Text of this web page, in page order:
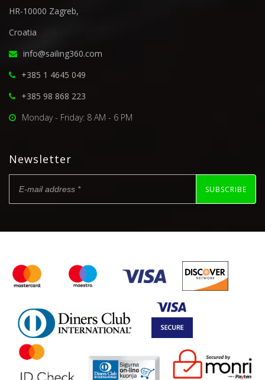
HR-10000 Zagreb,
Croatia
info@sailing360.com
+385 1 4645 049
+385 98 868 223
Monday - Friday: 8 AM - 6 PM
Newsletter
SUBSCRIBE